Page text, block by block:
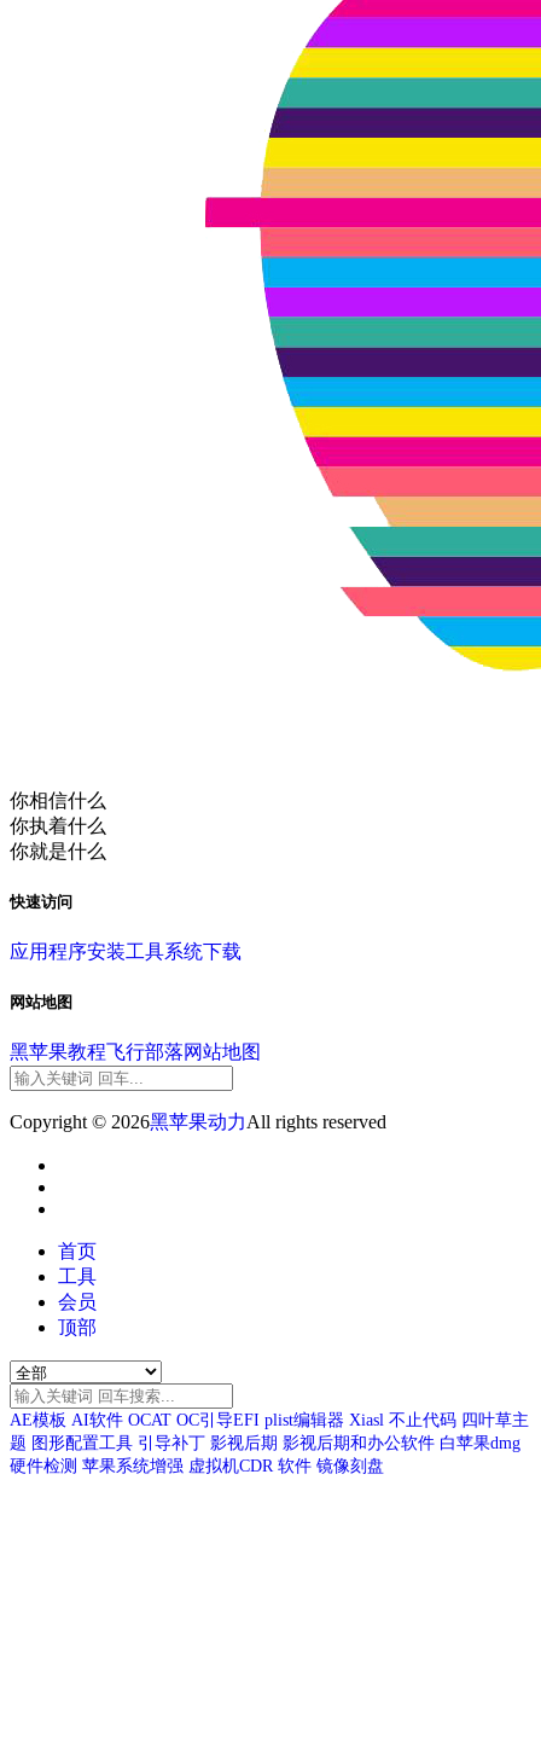
你相信什么
你执着什么
你就是什么
快速访问
应用程序安装工具系统下载
网站地图
黑苹果教程飞行部落网站地图
Copyright © 2026黑苹果动力All rights reserved
首页
工具
会员
顶部
AE模板 AI软件 OCAT OC引导EFI plist编辑器 Xiasl 不止代码 四叶草主
题 图形配置工具 引导补丁 影视后期 影视后期和办公软件 白苹果dmg
硬件检测 苹果系统增强 虚拟机CDR 软件 镜像刻盘